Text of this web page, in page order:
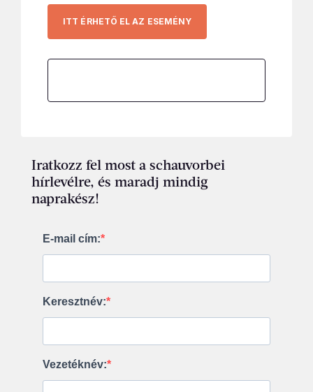
ITT ÉRHETŐ EL AZ ESEMÉNY
Iratkozz fel most a schauvorbei
hírlevélre, és maradj mindig
naprakész!
E-mail cím:
Keresztnév:
Vezetéknév: